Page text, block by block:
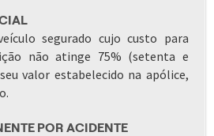
segurado cujo custo para
não atinge 75% (setenta e
valor estabelecido na apólice,
POR ACIDENTE